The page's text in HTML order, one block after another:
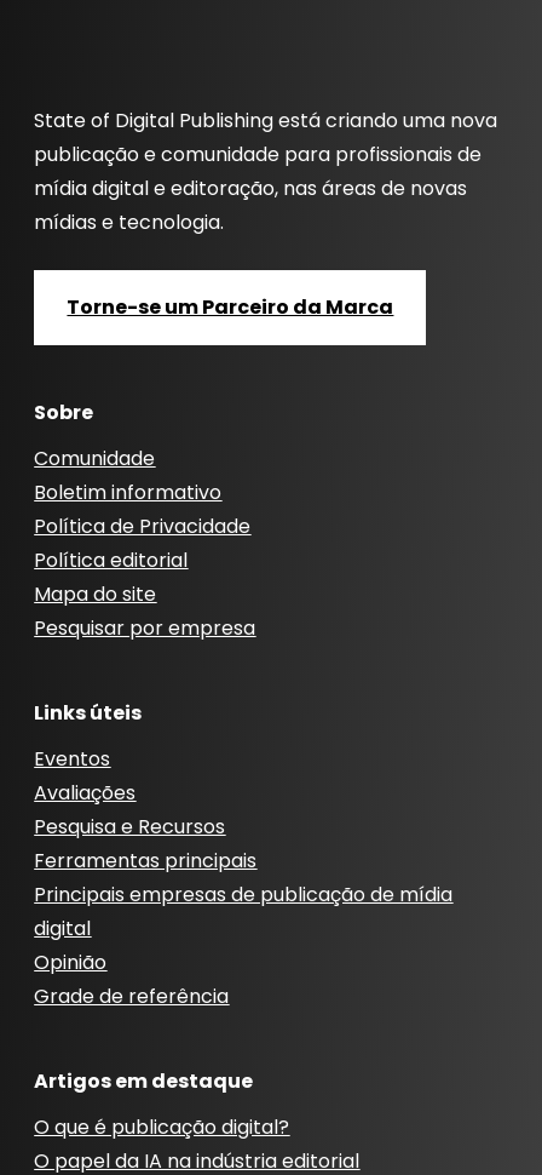
State of Digital Publishing está criando uma nova
publicação e comunidade para profissionais de
mídia digital e editoração, nas áreas de novas
mídias e tecnologia.
Torne-se um Parceiro da Marca
Sobre
Comunidade
Boletim informativo
Política de Privacidade
Política editorial
Mapa do site
Pesquisar por empresa
Links úteis
Eventos
Avaliações
Pesquisa e Recursos
Ferramentas principais
Principais empresas de publicação de mídia
digital
Opinião
Grade de referência
Artigos em destaque
O que é publicação digital?
O papel da IA ​​na indústria editorial